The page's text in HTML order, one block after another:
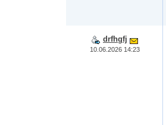
drfhgfj
10.06.2026 14:23